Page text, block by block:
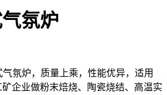
氛炉
氛炉，质量上乘，性能优异，适用
企业做粉末焙烧、陶瓷烧结、高温实